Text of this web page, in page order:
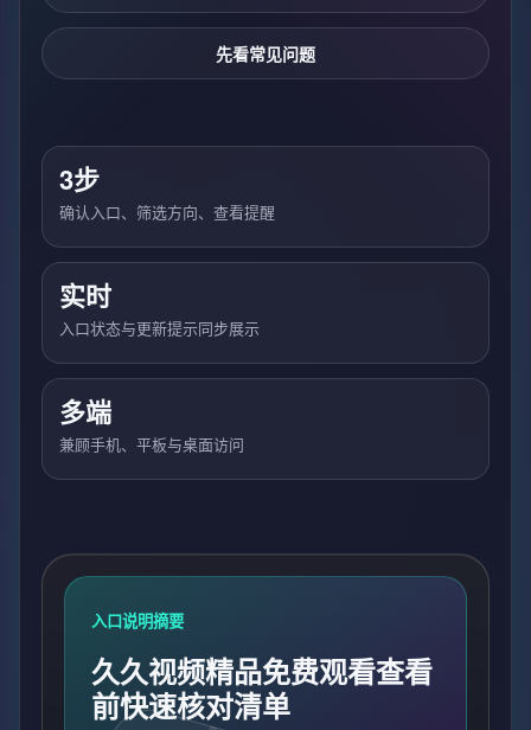
先看常见问题
3步
确认入口、筛选方向、查看提醒
实时
入口状态与更新提示同步展示
多端
兼顾手机、平板与桌面访问
入口说明摘要
久久视频精品免费观看查看
前快速核对清单